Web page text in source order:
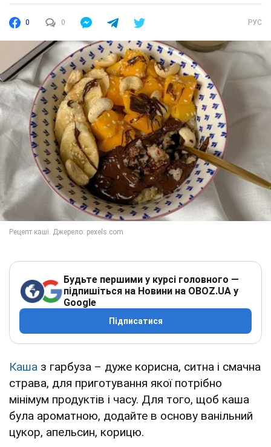
0 0 РУС
Будьте першими у курсі головного —
підпишіться на Новини на OBOZ.UA у
Google
Підписатися
Каша з гарбуза – дуже корисна, ситна і смачна
страва, для приготування якої потрібно
мінімум продуктів і часу. Для того, щоб каша
була ароматною, додайте в основу ванільний
цукор, апельсин, корицю.